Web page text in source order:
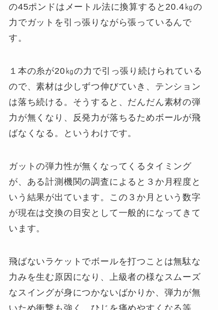
の45ポンドはメートル法に換算すると20.4㎏の
力でガットを引っ張りながら張っているんで
す。
１本の糸が20㎏の力で引っ張り続けられている
ので、素材は少しずつ伸びていき、テンション
は落ち続ける。そうすると、だんだん素材の弾
力が無くなり、反発力が落ちるためボールが飛
ばなくなる。というわけです。
ガットの弾力性が無くなってくるタイミング
が、ある計測機関の調査によると３か月程度と
いう結果が出ています。この３か月という数字
が現在は交換の目安として一般的になってきて
います。
飛ばないラケットでボールを打つことは無駄な
力みを生む原因になり、上級者の様なスムーズ
なスイングが身につかないばかりか、弾力が無
いため衝撃も強く、ひじを痛めやすくなる等、